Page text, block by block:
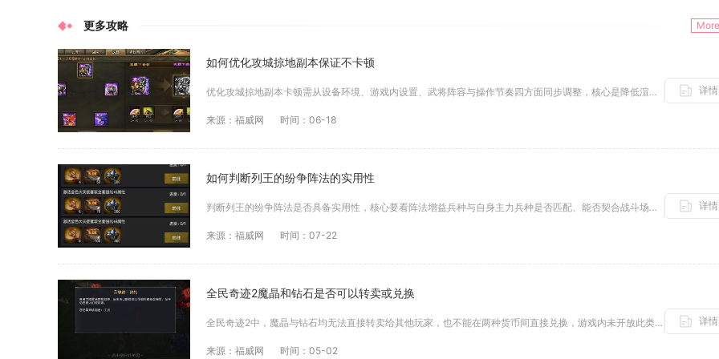
更多攻略
如何优化攻城掠地副本保证不卡顿
优化攻城掠地副本卡顿需从设备环境、游戏内设置、武将阵容与操作节奏四方面同步调整，核心是降低渲染负载、稳定网络传输、精简战...
来源：福威网 时间：06-18
详情
如何判断列王的纷争阵法的实用性
判断列王的纷争阵法是否具备实用性，核心要看阵法增益兵种与自身主力兵种是否匹配、能否契合战斗场景，同时兼顾兵种克制关系以及...
来源：福威网 时间：07-22
详情
全民奇迹2魔晶和钻石是否可以转卖或兑换
全民奇迹2中，魔晶与钻石均无法直接转卖给其他玩家，也不能在两种货币间直接兑换，游戏内未开放此类自由交易与互转功能，所有货...
来源：福威网 时间：05-02
详情